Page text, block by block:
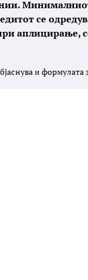
се
аплицирање,
и формулата